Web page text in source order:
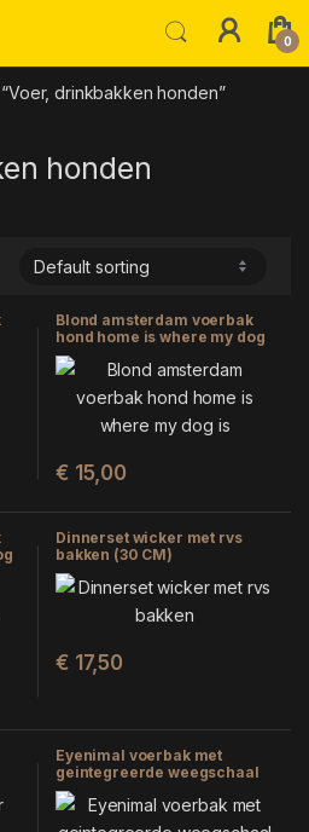
0
drinkbakken honden”
honden
Blond amsterdam voerbak
hond home is where my dog
is (15,5X15,5X5,5 CM)
€ 15,00
Dinnerset wicker met rvs
bakken (30 CM)
€ 17,50
Eyenimal voerbak met
geintegreerde weegschaal
zwart (18,5X22,5X7 CM)